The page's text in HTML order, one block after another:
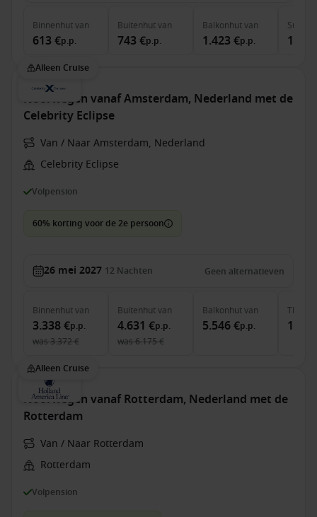
Binnenhutvan
613 €p.p.
Buitenhutvan
743 €p.p.
Balkonhutvan
1.423 €p.p.
Suite
Alleen Cruise
Noorwegen vanaf Amsterdam, Nederland met de
Celebrity Eclipse
Van / Naar Amsterdam, Nederland
Celebrity Eclipse
Volpension
60% korting voor de 2e persoon
26 mei 2027 12 Nachten Geen alternatieven
Binnenhutvan
3.338 €p.p.
was3.372 €
Buitenhutvan
4.631 €p.p.
was6.175 €
Balkonhutvan
5.546 €p.p.
The
Alleen Cruise
Noorwegen vanaf Rotterdam, Nederland met de
Rotterdam
Van / Naar Rotterdam
Rotterdam
Volpension